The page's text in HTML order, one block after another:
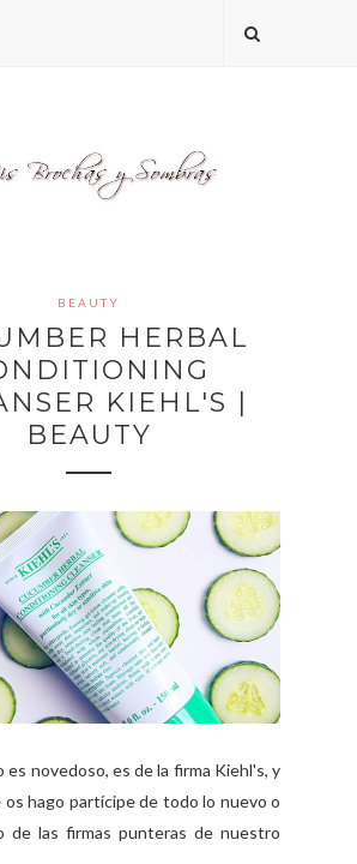
BEAUTY
HERBAL
KIEHL'S |
BEAUTY
novedoso, es de la firma Kiehl's, y
os hago partícipe de todo lo nuevo o
de las firmas punteras de nuestro